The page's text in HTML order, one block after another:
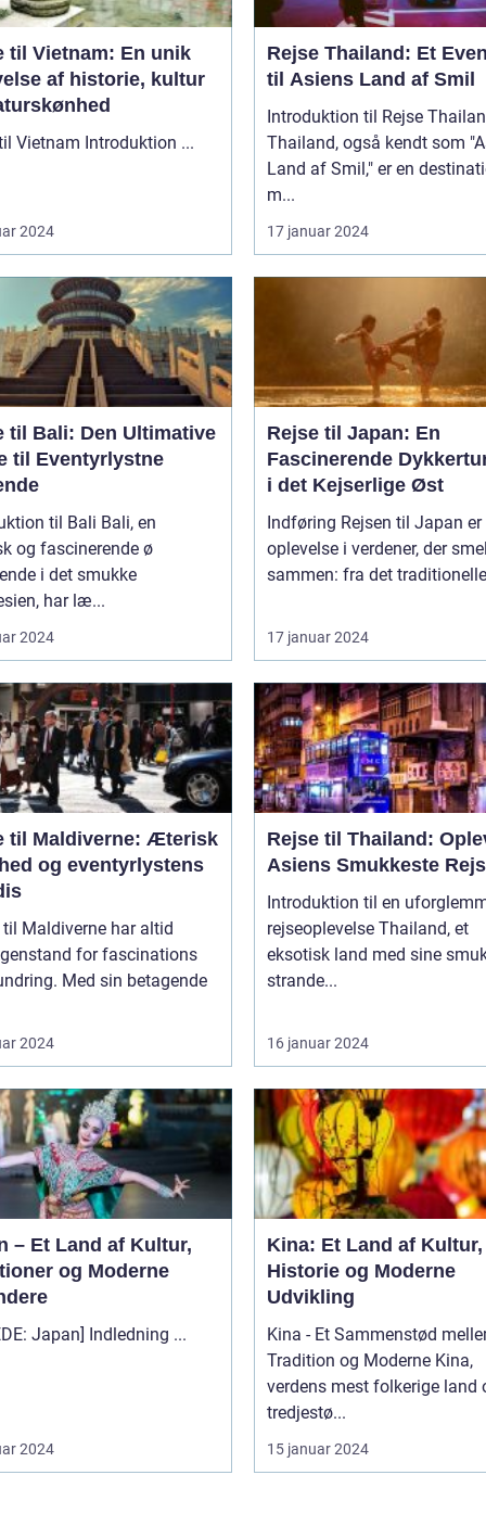
til Vietnam: En unik
af historie, kultur
Rejse til Vietnam Introduktion ...
2024
Rejse Thailand: Et
til Asiens Land af Smil
Introduktion til Rejse
Thailand, også kendt som
Land af Smil," er en
m...
17 januar 2024
til Bali: Den Ultimative
til Eventyrlystne
til Bali Bali, en
og fascinerende ø
i det smukke
har læ...
2024
Rejse til Japan: En
Fascinerende
i det Kejserlige Øst
Indføring Rejsen til Japan er en
oplevelse i verdener, der
sammen: fra det
17 januar 2024
til Maldiverne: Æterisk
og eventyrlystens
til Maldiverne har altid
for fascinations
Med sin betagende
2024
Rejse til Thailand:
Asiens Smukkeste
Introduktion til en
rejseoplevelse Thailand, et
eksotisk land med sine
strande...
16 januar 2024
– Et Land af Kultur,
og Moderne
[BILLEDE: Japan] Indledning ...
2024
Kina: Et Land af Kultur,
Historie og Moderne
Udvikling
Kina - Et Sammenstød
Tradition og Moderne Kina,
verdens mest folkerige land
tredjestø...
15 januar 2024